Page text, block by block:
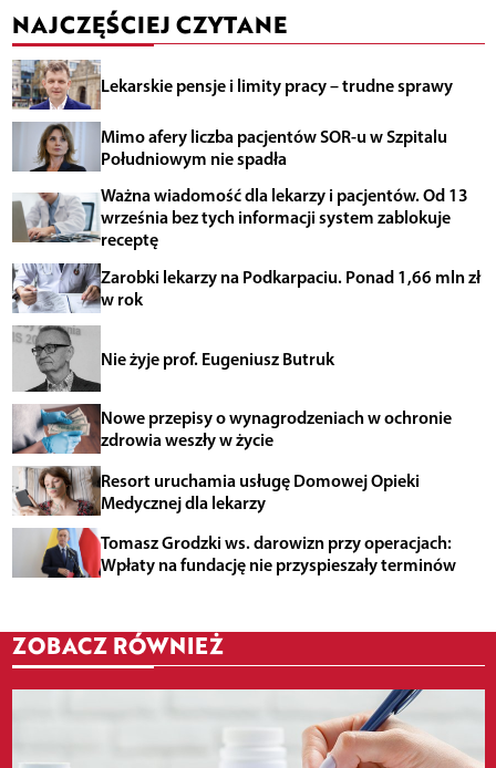
NAJCZĘŚCIEJ CZYTANE
Lekarskie pensje i limity pracy – trudne sprawy
Mimo afery liczba pacjentów SOR-u w Szpitalu
Południowym nie spadła
Ważna wiadomość dla lekarzy i pacjentów. Od 13
września bez tych informacji system zablokuje
receptę
Zarobki lekarzy na Podkarpaciu. Ponad 1,66 mln zł
w rok
Nie żyje prof. Eugeniusz Butruk
Nowe przepisy o wynagrodzeniach w ochronie
zdrowia weszły w życie
Resort uruchamia usługę Domowej Opieki
Medycznej dla lekarzy
Tomasz Grodzki ws. darowizn przy operacjach:
Wpłaty na fundację nie przyspieszały terminów
ZOBACZ RÓWNIEŻ